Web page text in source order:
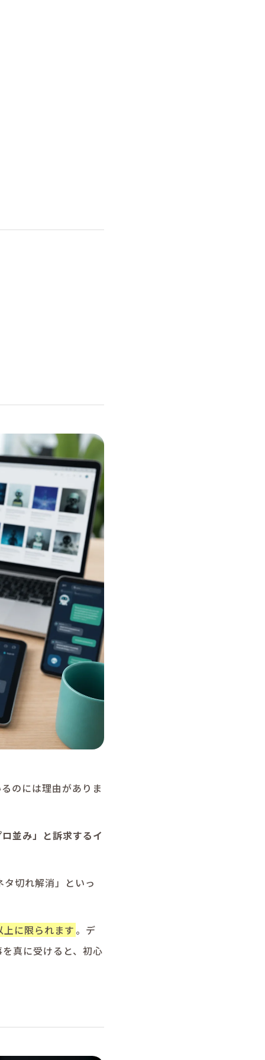
のには理由がありま
並み」と訴求するイ
切れ解消」といっ
に限られます 。デ
真に受けると、初心